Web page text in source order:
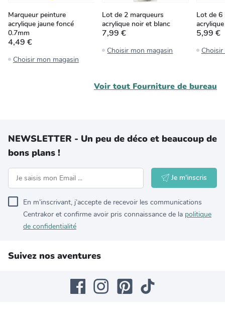
Marqueur peinture
acrylique jaune foncé
0.7mm
4,49 €
Choisir mon magasin
Lot de 2 marqueurs
acrylique noir et blanc
7,99 €
Choisir mon magasin
Lot de 6
5,99 €
Voir tout Fourniture de bureau
NEWSLETTER - Un peu de déco et beaucoup de
bons plans !
Je m'inscris
En m’inscrivant, j’accepte de recevoir les communications
Centrakor et confirme avoir pris connaissance de la politique
de confidentialité
Suivez nos aventures